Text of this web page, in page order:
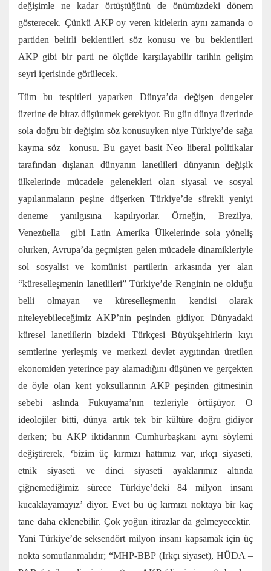
değişimle ne kadar örtüştüğünü de önümüzdeki dönem
gösterecek. Çünkü AKP oy veren kitlelerin aynı zamanda o
partiden belirli beklentileri söz konusu ve bu beklentileri
AKP gibi bir parti ne ölçüde karşılayabilir tarihin gelişim
seyri içerisinde görülecek.
Tüm bu tespitleri yaparken Dünya’da değişen dengeler
üzerine de biraz düşünmek gerekiyor. Bu gün dünya üzerinde
sola doğru bir değişim söz konusuyken niye Türkiye’de sağa
kayma söz konusu. Bu gayet basit Neo liberal politikalar
tarafından dışlanan dünyanın lanetlileri dünyanın değişik
ülkelerinde mücadele gelenekleri olan siyasal ve sosyal
yapılanmaların peşine düşerken Türkiye’de sürekli yeniyi
deneme yanılgısına kapılıyorlar. Örneğin, Brezilya,
Venezüella gibi Latin Amerika Ülkelerinde sola yöneliş
olurken, Avrupa’da geçmişten gelen mücadele dinamikleriyle
sol sosyalist ve komünist partilerin arkasında yer alan
“küreselleşmenin lanetlileri” Türkiye’de Renginin ne olduğu
belli olmayan ve küreselleşmenin kendisi olarak
niteleyebileceğimiz AKP’nin peşinden gidiyor. Dünyadaki
küresel lanetlilerin bizdeki Türkçesi Büyükşehirlerin kıyı
semtlerine yerleşmiş ve merkezi devlet aygıtından üretilen
ekonomiden yeterince pay alamadığını düşünen ve gerçekten
de öyle olan kent yoksullarının AKP peşinden gitmesinin
sebebi aslında Fukuyama’nın tezleriyle örtüşüyor. O
ideolojiler bitti, dünya artık tek bir kültüre doğru gidiyor
derken; bu AKP iktidarının Cumhurbaşkanı aynı söylemi
değiştirerek, ‘bizim üç kırmızı hattımız var, ırkçı siyaseti,
etnik siyaseti ve dinci siyaseti ayaklarımız altında
çiğnemediğimiz sürece Türkiye’deki 84 milyon insanı
kucaklayamayız’ diyor. Evet bu üç kırmızı noktaya bir kaç
tane daha eklenebilir. Çok yoğun itirazlar da gelmeyecektir.
Yani Türkiye’de seksendört milyon insanı kapsamak için üç
nokta somutlanmalıdır; “MHP-BBP (Irkçı siyaset), HÜDA –